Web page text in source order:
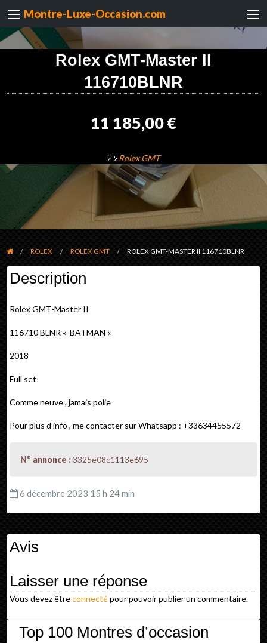
Montre-Luxe-Occasion.com
Rolex GMT-Master II
116710BLNR
11 185,00 €
Rolex GMT
ROLEX ROLEX GMT ROLEX GMT-MASTER II 116710BLNR
Description
Rolex GMT-Master II
116710 BLNR « BATMAN «
2018
Full set
Comme neuve , jamais polie
Pour plus d’info , me contacter sur Whatsapp : +33634455572
N° annonce :3325e08c1113e695
6 décembre 2023 15 h 24 min
Avis
Laisser une réponse
Vous devez êtreconnectépour pouvoir publier un commentaire.
Top 100 Montres d’occasion